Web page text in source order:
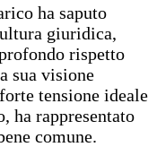
ha saputo
giuridica,
rispetto
sua visione
tensione ideale
ha rappresentato
comune.